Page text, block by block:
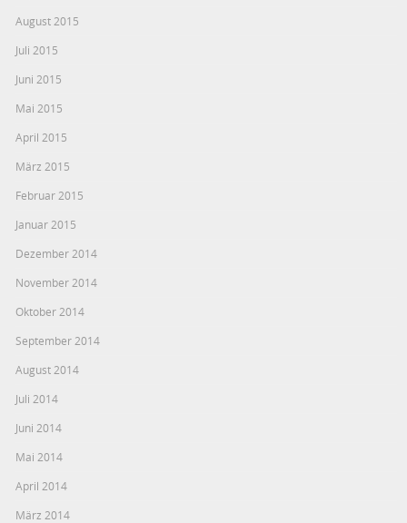
August 2015
Juli 2015
Juni 2015
Mai 2015
April 2015
März 2015
Februar 2015
Januar 2015
Dezember 2014
November 2014
Oktober 2014
September 2014
August 2014
Juli 2014
Juni 2014
Mai 2014
April 2014
März 2014